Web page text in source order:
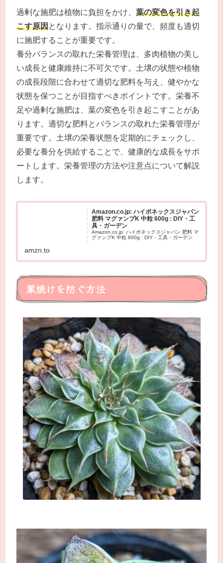
過剰な施肥は植物に負担をかけ、 葉の変色を引き起
こす原因となります。指示通りの量で、頻度も適切
に施肥することが重要です。
養分バランスの取れた栄養管理は、多肉植物の美し
い成長と健康維持に不可欠です。土壌の状態や植物
の成長段階に合わせて適切な肥料を与え、健やかな
状態を保つことが目指すべきポイントです。栄養不
足や過剰な施肥は、葉の変色を引き起こすことがあ
ります。適切な肥料とバランスの取れた栄養管理が
重要です。土壌の栄養状態を定期的にチェックし、
必要な養分を供給することで、健康的な成長をサポ
ートします。栄養管理の方法や注意点について解説
します。
Amazon.co.jp: ハイポネックスジャパン
肥料 マグァンプK 中粒 600g : DIY・工
具・ガーデン
Amazon.co.jp: ハイポネックスジャパン 肥料 マ
グァンプK 中粒 600g : DIY・工具・ガーデン
amzn.to
葉焼けを防ぐ方法